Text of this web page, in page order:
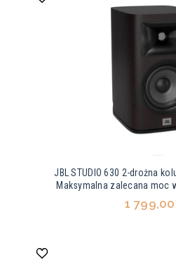
JBL STUDIO 630 2-drożna
Maksymalna zalecana moc
1 799,00